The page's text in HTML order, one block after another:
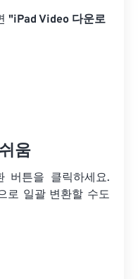
"iPad Video 다운로
움
버튼을 클릭하세요.
로 일괄 변환할 수도